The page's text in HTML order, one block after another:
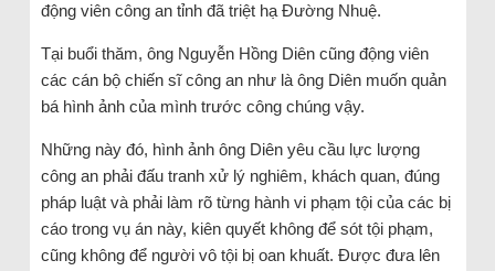
động viên công an tỉnh đã triệt hạ Đường Nhuệ.
Tại buổi thăm, ông Nguyễn Hồng Diên cũng động viên
các cán bộ chiến sĩ công an như là ông Diên muốn quản
bá hình ảnh của mình trước công chúng vậy.
Những này đó, hình ảnh ông Diên yêu cầu lực lượng
công an phải đấu tranh xử lý nghiêm, khách quan, đúng
pháp luật và phải làm rõ từng hành vi phạm tội của các bị
cáo trong vụ án này, kiên quyết không để sót tội phạm,
cũng không để người vô tội bị oan khuất. Được đưa lên